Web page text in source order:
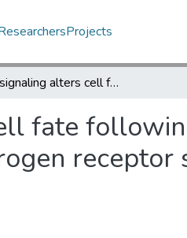
Projects
mTOR signaling alters cell fate following inhibition of cyclin-dependent kinases due to androgen receptor status in prostate cancer cells
fate
receptor